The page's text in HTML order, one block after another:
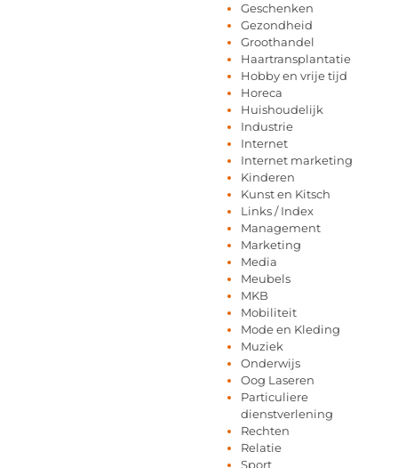
Geschenken
Gezondheid
Groothandel
Haartransplantatie
Hobby en vrije tijd
Horeca
Huishoudelijk
Industrie
Internet
Internet marketing
Kinderen
Kunst en Kitsch
Links / Index
Management
Marketing
Media
Meubels
MKB
Mobiliteit
Mode en Kleding
Muziek
Onderwijs
Oog Laseren
Particuliere
dienstverlening
Rechten
Relatie
Sport